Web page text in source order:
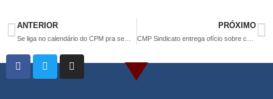
ce
b
o
o
tt
er e
ANTERIOR PRÓXIMO